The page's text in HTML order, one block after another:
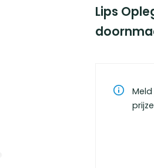
Lips